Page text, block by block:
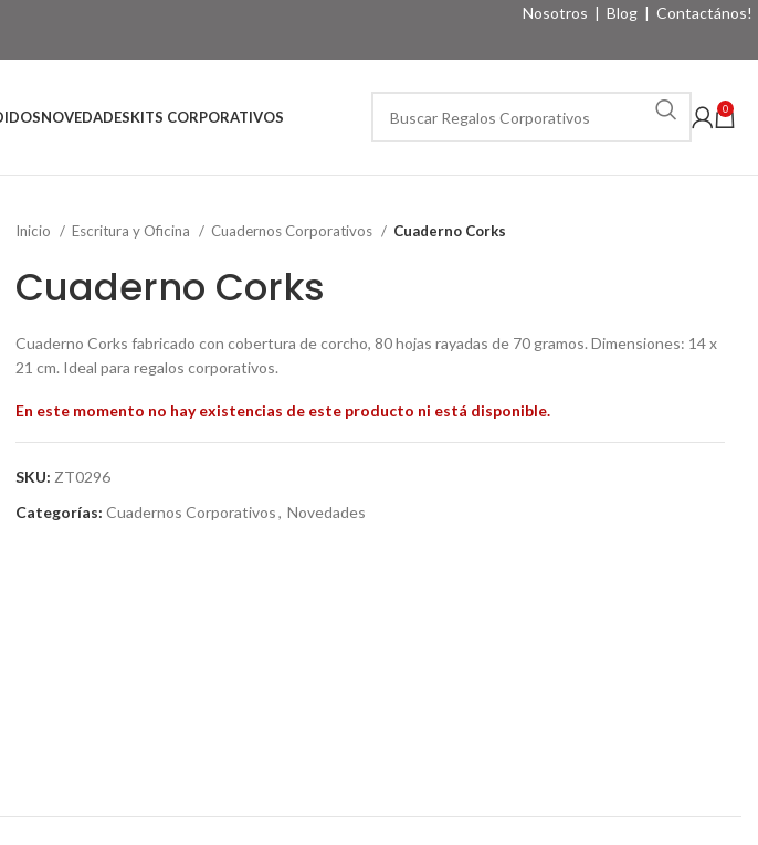
Nosotros | Blog | Contactános!
NOVEDADESKITS CORPORATIVOS 0
Inicio Escritura y Oficina Cuadernos Corporativos Cuaderno Corks
Cuaderno Corks
Cuaderno Corks fabricado con cobertura de corcho, 80 hojas rayadas de 70 gramos. Dimensiones: 14 x
21 cm. Ideal para regalos corporativos.
En este momento no hay existencias de este producto ni está disponible.
SKU: ZT0296
Categorías: Cuadernos Corporativos, Novedades